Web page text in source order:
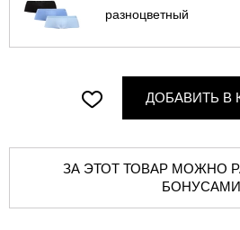
разноцветный
ДОБАВИТЬ В
ЗА ЭТОТ ТОВАР МОЖНО РАСПЛАТИТЬСЯ
БОНУСАМИ